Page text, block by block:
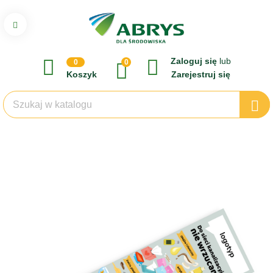
0
Koszyk
0 Zaloguj się lub
Zarejestruj się